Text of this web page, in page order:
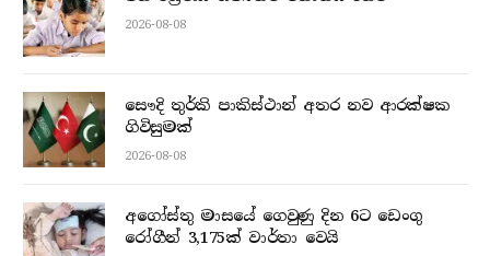
2026-08-08
සෞදි තුර්කි පාකිස්ථාන් අතර නව ආරක්ෂක
ගිවිසුමක්
2026-08-08
අගෝස්තු මාසයේ ගෙවුණු දින 6ට ඩෙංගු
රෝගීන් 3,175ක් වාර්තා වෙයි